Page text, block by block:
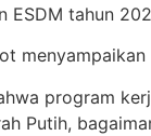
ESDM tahun
program
Putih,